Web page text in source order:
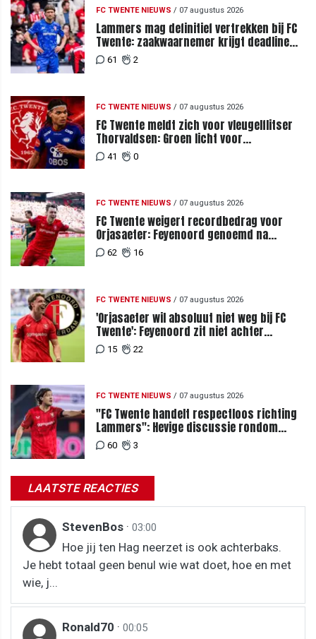
FC TWENTE NIEUWS / 07 augustus 2026
Lammers mag definitief vertrekken bij FC
Twente: zaakwaarnemer krijgt deadline
vanwege komst vervanger
61 2
FC TWENTE NIEUWS / 07 augustus 2026
FC Twente meldt zich voor vleugelflitser
Thorvaldsen: Groen licht voor
miljoenenbod
41 0
FC TWENTE NIEUWS / 07 augustus 2026
FC Twente weigert recordbedrag voor
Orjasaeter: Feyenoord genoemd na
megabod
62 16
FC TWENTE NIEUWS / 07 augustus 2026
'Orjasaeter wil absoluut niet weg bij FC
Twente': Feyenoord zit niet achter
recordbod
15 22
FC TWENTE NIEUWS / 07 augustus 2026
"FC Twente handelt respectloos richting
Lammers": Hevige discussie rondom
degradatie tot derde spits
60 3
LAATSTE REACTIES
StevenBos · 03:00
Hoe jij ten Hag neerzet is ook achterbaks.
Je hebt totaal geen benul wie wat doet, hoe en met
wie, j...
Ronald70 · 00:05